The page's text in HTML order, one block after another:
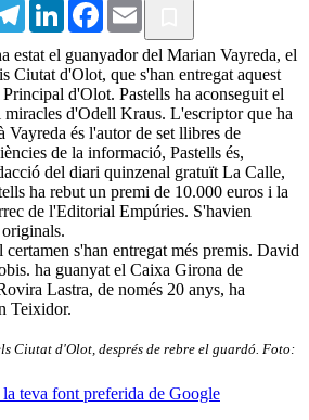
TelegramLinkedInFacebook
Email
estat el guanyador del Marian Vayreda, el
Ciutat d'Olot, que s'han entregat aquest
d'Olot. Pastells ha aconseguit el
d'Odell Kraus. L'escriptor que ha
és l'autor de set llibres de
de la informació, Pastells és,
del diari quinzenal gratuït La Calle,
ha rebut un premi de 10.000 euros i la
de l'Editorial Empúries. S'havien
certamen s'han entregat més premis. David
ha guanyat el Caixa Girona de
Lastra, de només 20 anys, ha
Teixidor.
Ciutat d'Olot, després de rebre el guardó. Foto:
teva font preferida de Google